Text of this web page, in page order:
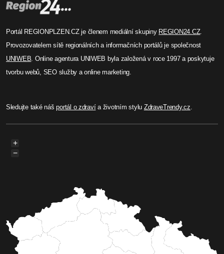
Portál REGIONPLZEN.CZ je členem mediální skupiny REGION24.CZ.
Provozovatelem sítě regionálních a informačních portálů je společnost
UNIWEB . Online agentura UNIWEB byla založená v roce 1997 a poskytuje
tvorbu webů, SEO služby a online marketing.
Sledujte také nášportál o zdravía životním stylu ZdraveTrendy.cz
+
−